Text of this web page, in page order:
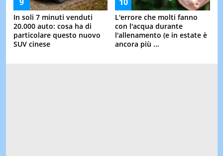
In soli 7 minuti venduti
20.000 auto: cosa ha di
particolare questo nuovo
SUV cinese
L'errore che molti fanno
con l'acqua durante
l'allenamento (e in estate è
ancora più ...